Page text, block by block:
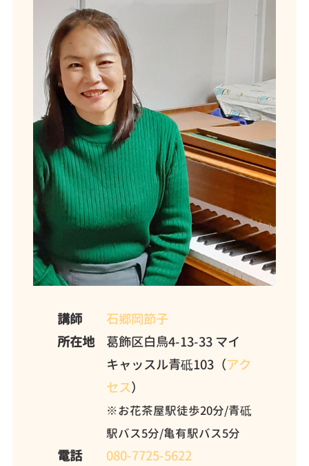
講師
石郷岡節子
所在地
葛飾区白鳥4-13-33 マイ
キャッスル青砥103（アク
セス）
※お花茶屋駅徒歩20分/青砥
駅バス5分/亀有駅バス5分
電話 080-7725-5622